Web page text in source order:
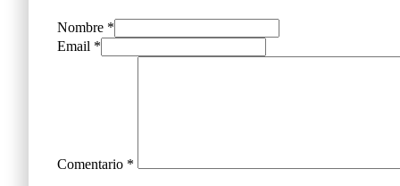
Nombre *
Email *
Comentario *